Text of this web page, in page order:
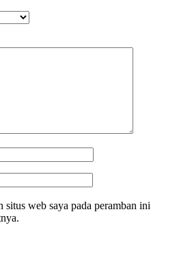
situs web saya pada peramban ini